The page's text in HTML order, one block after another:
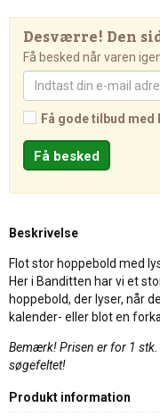
Desværre! Den
Få besked når varen
Få gode tilbud
Beskrivelse
Flot stor hoppebold med
Her i Banditten har vi et
hoppebold, der lyser, når
kalender- eller blot en
Bemærk! Prisen er for 1
søgefeltet!
Produkt information